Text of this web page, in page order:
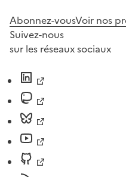
Abonnez-vousVoir nos
Suivez-nous
sur les réseaux sociaux